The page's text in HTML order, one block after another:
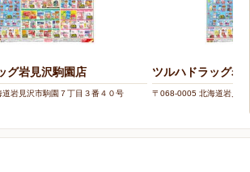
グ岩見沢駒園店
岩見沢市駒園７丁目３番４０号
ツルハドラッグ岩
〒068-0005 北海道岩見沢